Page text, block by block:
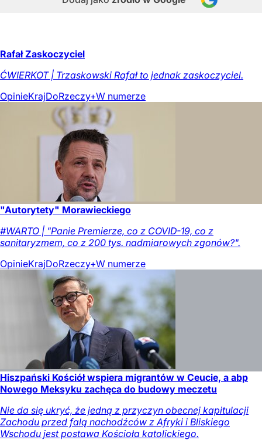
Rafał Zaskoczyciel
ĆWIERKOT | Trzaskowski Rafał to jednak zaskoczyciel.
OpinieKrajDoRzeczy+W numerze
"Autorytety" Morawieckiego
#WARTO | "Panie Premierze, co z COVID-19, co z
sanitaryzmem, co z 200 tys. nadmiarowych zgonów?".
OpinieKrajDoRzeczy+W numerze
Hiszpański Kościół wspiera migrantów w Ceucie, a abp
Nowego Meksyku zachęca do budowy meczetu
Nie da się ukryć, że jedną z przyczyn obecnej kapitulacji
Zachodu przed falą nachodźców z Afryki i Bliskiego
Wschodu jest postawa Kościoła katolickiego.